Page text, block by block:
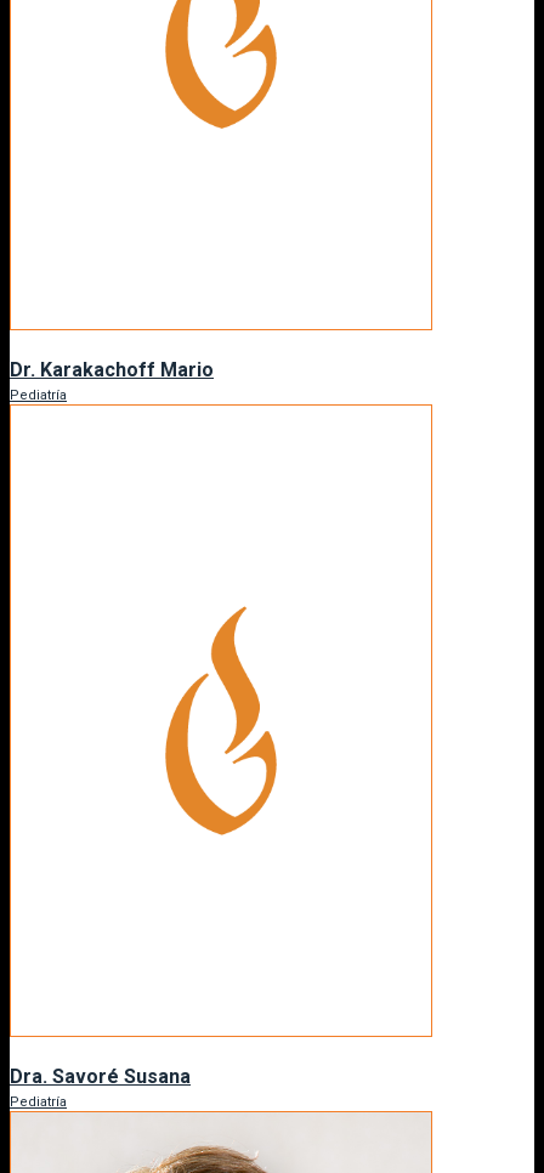
Dr. Karakachoff Mario
Pediatría
Dra. Savoré Susana
Pediatría